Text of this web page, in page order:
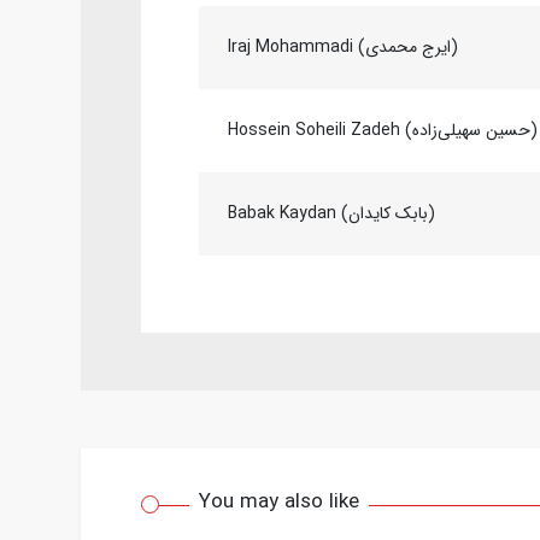
Iraj Mohammadi (ایرج محمدی)
Hossein Soheili Zadeh (حسین سهیلی‌زاده)
Babak Kaydan (بابک کایدان)
You may also like